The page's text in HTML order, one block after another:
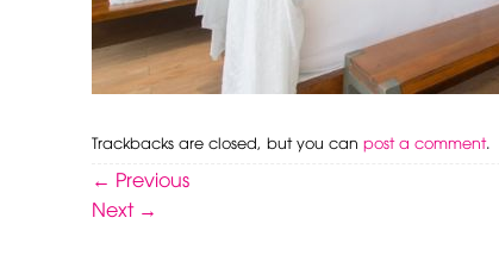
Trackbacks are closed, but you can post a comment.
← Previous
Next →